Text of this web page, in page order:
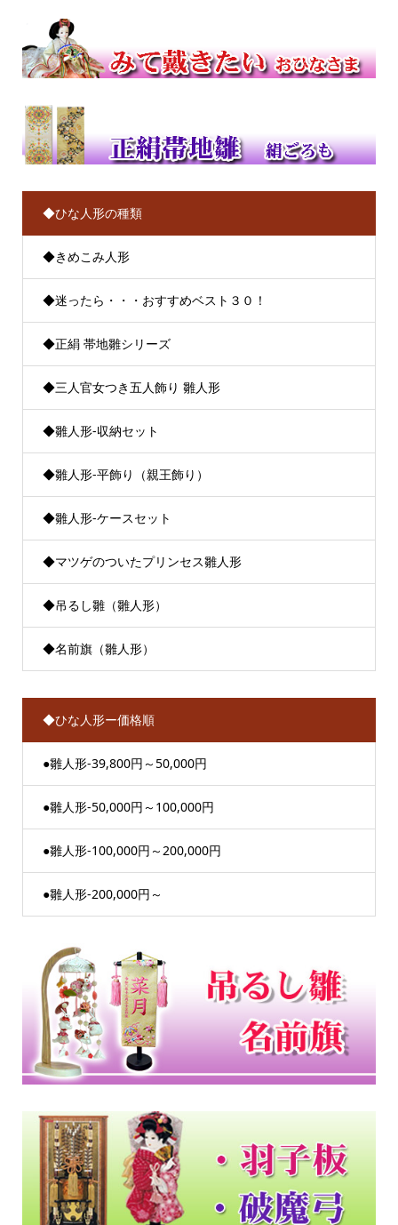
◆ひな人形の種類
◆きめこみ人形
◆迷ったら・・・おすすめベスト３０！
◆正絹 帯地雛シリーズ
◆三人官女つき五人飾り 雛人形
◆雛人形-収納セット
◆雛人形-平飾り（親王飾り）
◆雛人形-ケースセット
◆マツゲのついたプリンセス雛人形
◆吊るし雛（雛人形）
◆名前旗（雛人形）
◆ひな人形ー価格順
●雛人形-39,800円～50,000円
●雛人形-50,000円～100,000円
●雛人形-100,000円～200,000円
●雛人形-200,000円～